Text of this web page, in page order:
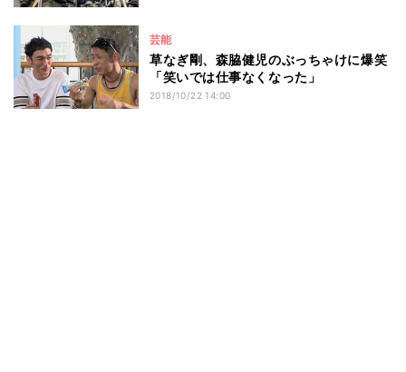
芸能
草なぎ剛、森脇健児のぶっちゃけに爆笑
「笑いでは仕事なくなった」
2018/10/22 14:00